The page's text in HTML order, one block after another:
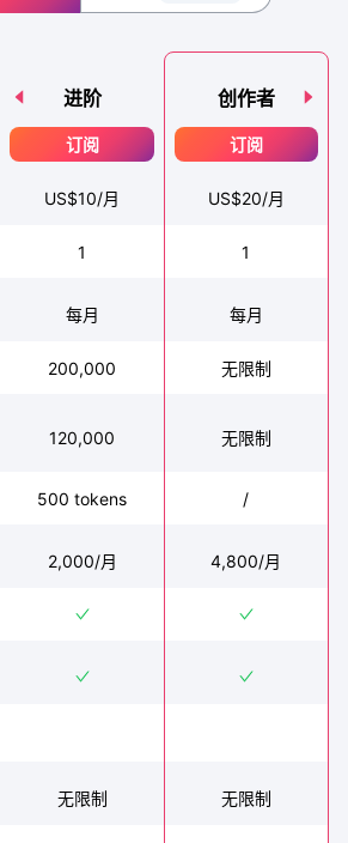
进阶
订阅
US$10/月
1
每月
200,000
120,000
500 tokens
2,000/月
无限制
创作者
订阅
US$20/月
1
每月
无限制
无限制
/
4,800/月
无限制